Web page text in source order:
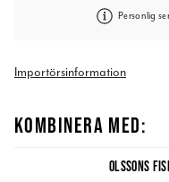
Personlig
Importörsinformation
KOMBINERA MED:
OLSSONS